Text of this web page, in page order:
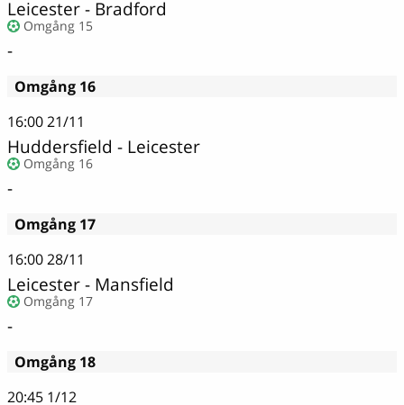
Leicester - Bradford
Omgång 15
-
Omgång 16
16:0021/11
Huddersfield - Leicester
Omgång 16
-
Omgång 17
16:0028/11
Leicester - Mansfield
Omgång 17
-
Omgång 18
20:45 1/12